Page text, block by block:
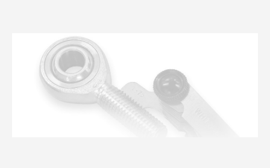
Hydraulik-Sicherungssysteme
Erneuerbare Energien